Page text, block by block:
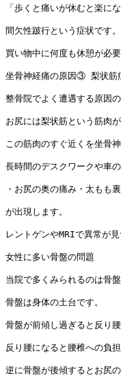
「歩くと痛いが休むと楽にな
間欠性跛行という症状です。
買い物中に何度も休憩が必
坐骨神経痛の原因③ 梨状筋
整骨院でよく遭遇する原因の
お尻には梨状筋という筋肉が
この筋肉のすぐ近くを坐骨
長時間のデスクワークや車
・お尻の奥の痛み・太もも
が出現します。
レントゲンやMRIで異常が
女性に多い骨盤の問題
当院で多くみられるのは骨
骨盤は身体の土台です。
骨盤が前傾し過ぎると反り腰
反り腰になると腰椎への負
逆に骨盤が後傾するとお尻